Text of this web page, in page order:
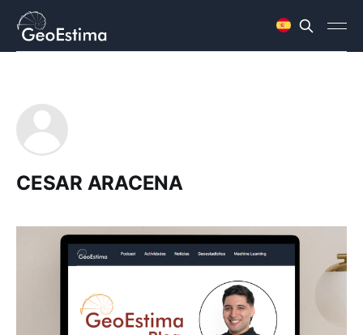
CESAR ARACENA